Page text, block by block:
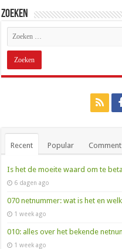
Zoeken
Recent Popular
Is het de moeite waard om te
6 dagen ago
070 netnummer: wat is het en
1 week ago
010: alles over het bekende
1 week ago